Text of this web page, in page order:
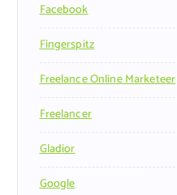
Facebook
Fingerspitz
Freelance Online Marketeer
Freelancer
Gladior
Google